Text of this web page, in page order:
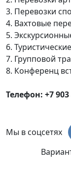
3. Перевозки
4. Вахтовые
5.
6.
7. Групповой
8. Конференц
Телефон: +7
Мы в соцсетях